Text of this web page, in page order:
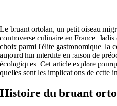
Le bruant ortolan, un petit oiseau
controverse culinaire en France.
choix parmi l'élite gastronomique, la
aujourd'hui interdite en raison de
écologiques. Cet article explore
quelles sont les implications de cette
Histoire du bruant